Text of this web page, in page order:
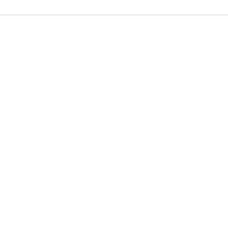
Eindruck der dramatischen